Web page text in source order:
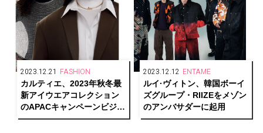
2023.12.21 FASHION
カルティエ、2023年秋冬最
新アイウエアコレクション
のAPACキャンペーンビジュ
アルを公開
2023.12.12 ENTAME
ルイ·ヴィトン、韓国ボーイ
ズグループ・RIIZEをメゾン
のアンバサダーに起用